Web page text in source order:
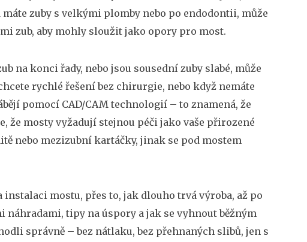
zuby s velkými plomby nebo po endodontii, může
zub, aby mohly sloužit jako opory pro most.
na konci řady, nebo jsou sousední zuby slabé, může
rychlé řešení bez chirurgie, nebo když nemáte
pomocí CAD/CAM technologií – to znamená, že
že mosty vyžadují stejnou péči jako vaše přirozené
nebo mezizubní kartáčky, jinak se pod mostem
mostu, přes to, jak dlouho trvá výroba, až po
tipy na úspory a jak se vyhnout běžným
správně – bez nátlaku, bez přehnaných slibů, jen s